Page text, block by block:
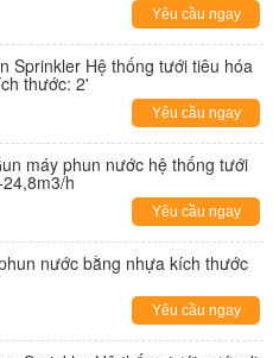
Yêu cầu ngay
Sprinkler Hệ thống tưới tiêu hóa
thước: 2'
Yêu cầu ngay
máy phun nước hệ thống tưới
h
Yêu cầu ngay
nước bằng nhựa kích thước
Yêu cầu ngay